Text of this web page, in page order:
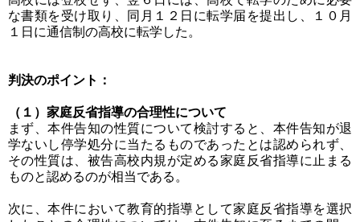
な書類を受け取り、同月１２日に転学届を提出し、１０月
１日に通信制の高校に転学した。
判決のポイント：
（１）家庭反省指導の合理性について
まず、本件告知の性質について検討すると、本件告知が退
学ないし停学処分に当たるものであったとは認められず、
その性質は、被告高校内規が定める家庭反省指導に止まる
ものと認めるのが相当である。
次に、本件において教育的指導として家庭反省指導を選択